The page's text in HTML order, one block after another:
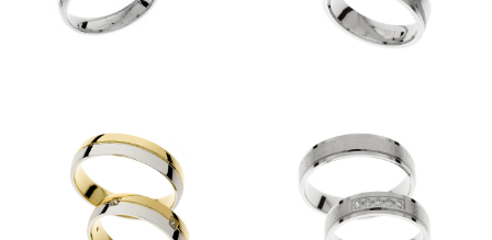
Predstavitev
POŠLJI ZAPRI